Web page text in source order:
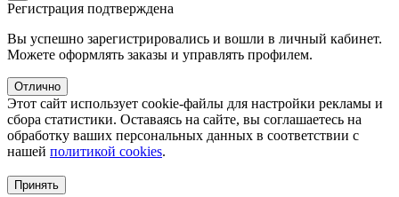
Регистрация подтверждена
Вы успешно зарегистрировались и вошли в личный кабинет.
Можете оформлять заказы и управлять профилем.
Отлично
Этот сайт использует cookie-файлы для настройки рекламы и
сбора статистики. Оставаясь на сайте, вы соглашаетесь на
обработку ваших персональных данных в соответствии с
нашей политикой cookies.
Принять